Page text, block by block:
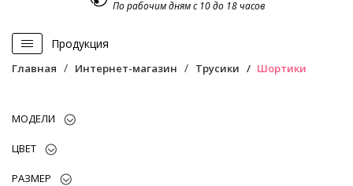
По рабочим дням с 10 до 18 часов
Продукция
Главная Интернет-магазин Трусики Шортики
МОДЕЛИ
ЦВЕТ
РАЗМЕР